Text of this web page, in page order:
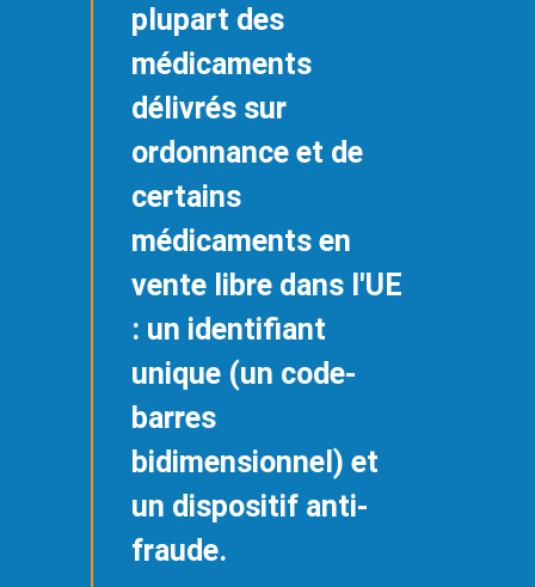
plupart des
médicaments
délivrés sur
ordonnance et de
certains
médicaments en
vente libre dans l'UE
: un identifiant
unique (un code-
barres
bidimensionnel) et
un dispositif anti-
fraude.